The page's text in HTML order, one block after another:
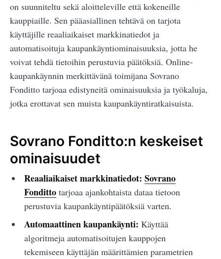
on suunniteltu sekä aloitteleville että kokeneille
kauppiaille. Sen pääasiallinen tehtävä on tarjota
käyttäjille reaaliaikaiset markkinatiedot ja
automatisoituja kaupankäyntiominaisuuksia, jotta he
voivat tehdä tietoihin perustuvia päätöksiä. Online-
kaupankäynnin merkittävänä toimijana Sovrano
Fonditto tarjoaa edistyneitä ominaisuuksia ja työkaluja,
jotka erottavat sen muista kaupankäyntiratkaisuista.
Sovrano Fonditto:n keskeiset
ominaisuudet
Reaaliaikaiset markkinatiedot: Sovrano
Fondittotarjoaa ajankohtaista dataa tietoon
perustuvia kaupankäyntipäätöksiä varten.
Automaattinen kaupankäynti: Käyttää
algoritmeja automatisoitujen kauppojen
tekemiseen käyttäjän määrittämien parametrien